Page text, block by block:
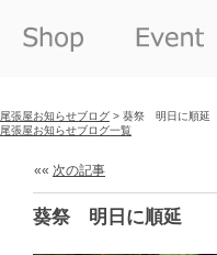
尾張屋お知らせブログ > 葵祭 明日に順延
尾張屋お知らせブログ一覧
«« 次の記事
葵祭 明日に順延